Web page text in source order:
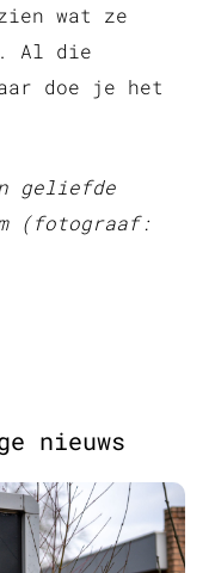
wat ze
Al die
doe je het
geliefde
(fotograaf:
nieuws